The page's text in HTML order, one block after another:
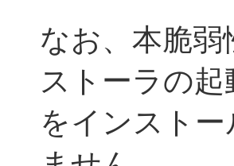
なお、本脆
ストーラの
をインスト